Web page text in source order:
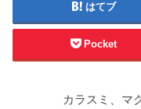
はてブ
Pocket
カラスミ、マ